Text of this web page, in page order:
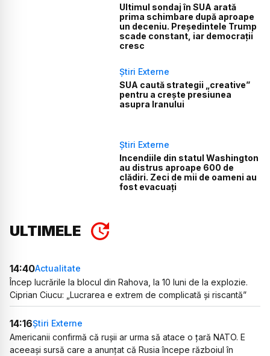
Ultimul sondaj în SUA arată
prima schimbare după aproape
un deceniu. Președintele Trump
scade constant, iar democrații
cresc
Știri Externe
SUA caută strategii „creative”
pentru a crește presiunea
asupra Iranului
Știri Externe
Incendiile din statul Washington
au distrus aproape 600 de
clădiri. Zeci de mii de oameni au
fost evacuați
ULTIMELE
14:40Actualitate
Încep lucrările la blocul din Rahova, la 10 luni de la explozie.
Ciprian Ciucu: „Lucrarea e extrem de complicată și riscantă”
14:16Știri Externe
Americanii confirmă că rușii ar urma să atace o țară NATO. E
aceeași sursă care a anunțat că Rusia începe războiul în